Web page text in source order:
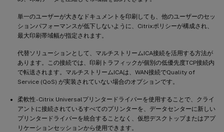
単一のユーザーが大きなドキュメントを印刷しても、他のユーザーのセッ
ションパフォーマンスが低下しないように、Citrixポリシーが構成され、
最大印刷帯域幅が指定されます。
代替ソリューションとして、マルチストリームICA接続を活用する方法が
あります。この接続では、印刷トラフィックが個別の低優先度TCP接続内
で転送されます。マルチストリームICAは、WAN接続でQuality of
Service (QoS) が実装されていない場合のオプションです。
柔軟性 - Citrix Universalプリンタードライバーを使用することで、クライ
アントに接続されているすべてのプリンターを、データセンターに新しい
プリンタードライバーを統合することなく、仮想デスクトップまたはアプ
リケーションセッションから使用できます。